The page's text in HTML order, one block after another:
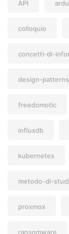
API
colloquio
concetti-di-
design-patterns
freedomotic
influxdb
kubernetes
metodo-di-
proxmox
ransomware